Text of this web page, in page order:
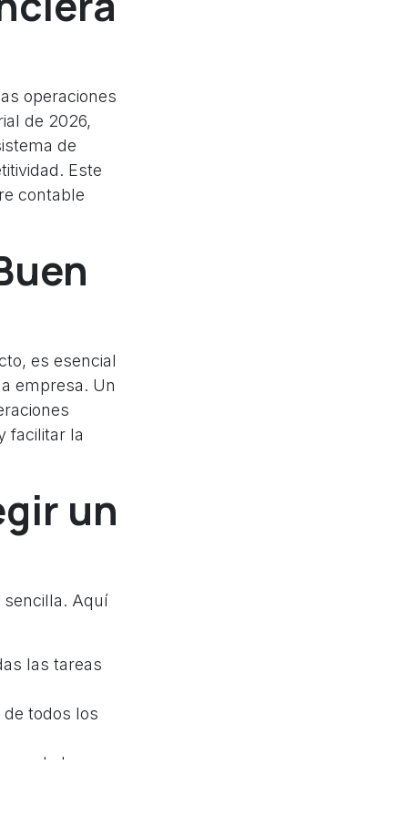
operaciones
de 2026,
de
Este
contable
es esencial
empresa. Un
facilitar la
un
sencilla. Aquí
las tareas
todos los
de la